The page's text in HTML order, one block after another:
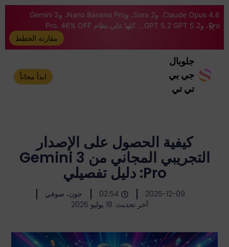
Claude Opus 4.6، وSora 2، وNano Banana Pro، وGemini 3
Pro، وGPT 5.2 GPT 5.2... كلها على نظام Pro. 46% OFF
مقارنة الخطط
جلوبال
جي بي
تي تي
ابدأ مجاناً
كيفية الحصول على الإصدار
التجريبي المجاني من Gemini 3
Pro: دليل تفصيلي
2025-12-09
02:54
جون، صوفي
آخر تحديث: 18 يوليو 2026